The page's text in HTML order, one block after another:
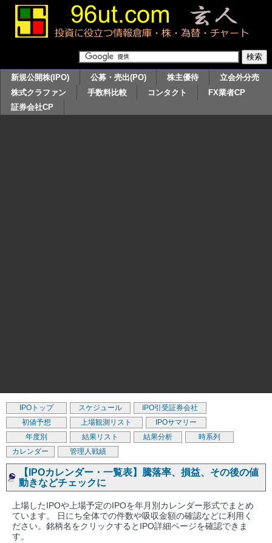
新規公開株(IPO) 公募・売出(PO) 株主優待
立会外分売
株式クラファン
手数料比較 コンタクト
FX業者CP
証券会社CP
IPOトップ スケジュール
IPO引受証券会社
初値予想
上場観測リスト
IPOサマリー
年度別
結果リスト 結果分析
時系列
カレンダー
管理人戦績
【IPOカレンダー・一覧表】騰落率、損益、その後の値
動きなどチェックに
上場したIPOや上場予定のIPOを年月別カレンダー形式でまとめ
ています。 日にち全体での件数や吸収金額の確認などに利用く
ださい。銘柄名をクリックするとIPO詳細ページを確認できま
す。